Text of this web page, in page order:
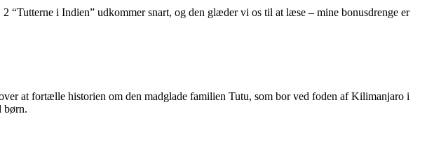
“Tutterne i Indien” udkommer snart, og den glæder vi os til at læse – mine bonusdrenge er
at fortælle historien om den madglade familien Tutu, som bor ved foden af Kilimanjaro i
børn.